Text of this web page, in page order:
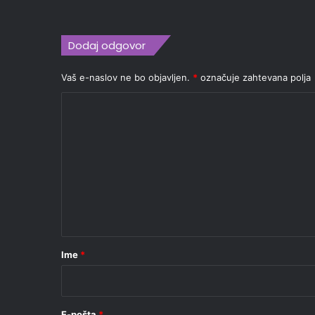
Dodaj odgovor
Vaš e-naslov ne bo objavljen. * označuje zahtevana polja
r
Ime *